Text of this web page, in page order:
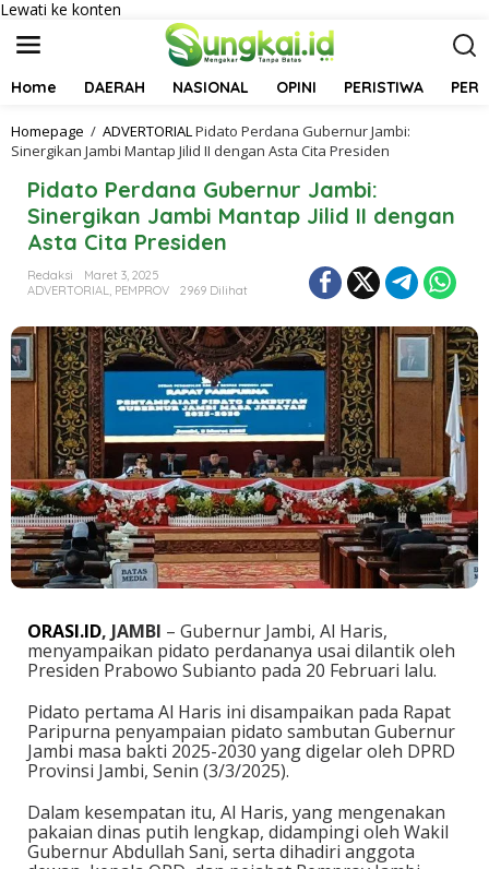
Lewati ke konten
Home DAERAH NASIONAL OPINI PERISTIWA
Homepage / ADVERTORIALPidato Perdana Gubernur Jambi:
Sinergikan Jambi Mantap Jilid II dengan Asta Cita Presiden
Pidato Perdana Gubernur Jambi:
Sinergikan Jambi Mantap Jilid II dengan
Asta Cita Presiden
Redaksi
Maret 3, 2025
ADVERTORIAL, PEMPROV 2969 Dilihat
ORASI.ID, JAMBI – Gubernur Jambi, Al Haris,
menyampaikan pidato perdananya usai dilantik oleh
Presiden Prabowo Subianto pada 20 Februari lalu.
Pidato pertama Al Haris ini disampaikan pada Rapat
Paripurna penyampaian pidato sambutan Gubernur
Jambi masa bakti 2025-2030 yang digelar oleh DPRD
Provinsi Jambi, Senin (3/3/2025).
Dalam kesempatan itu, Al Haris, yang mengenakan
pakaian dinas putih lengkap, didampingi oleh Wakil
Gubernur Abdullah Sani, serta dihadiri anggota